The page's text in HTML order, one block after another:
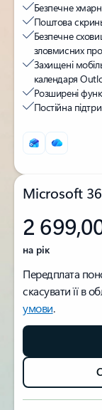
Безпечне
Поштова
Безпечне
зловмисних
Захищені
календаря
Розширені
Постійна
Microsoft
2
на рік
Передплата
скасувати її в
умови.